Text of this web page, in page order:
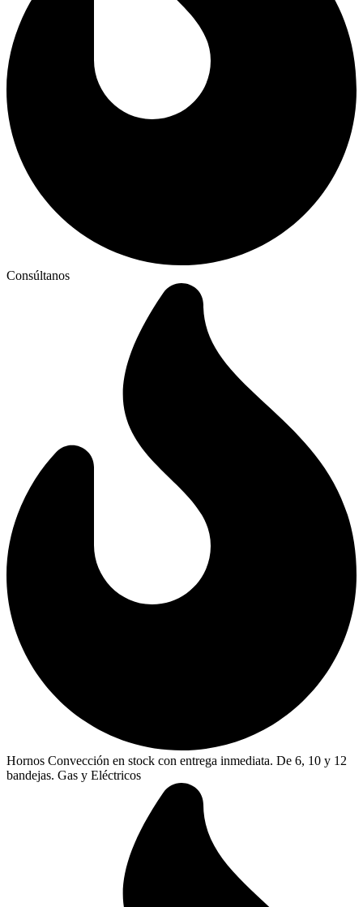
Consúltanos
Hornos Convección en stock con entrega inmediata. De 6, 10 y 12
bandejas. Gas y Eléctricos